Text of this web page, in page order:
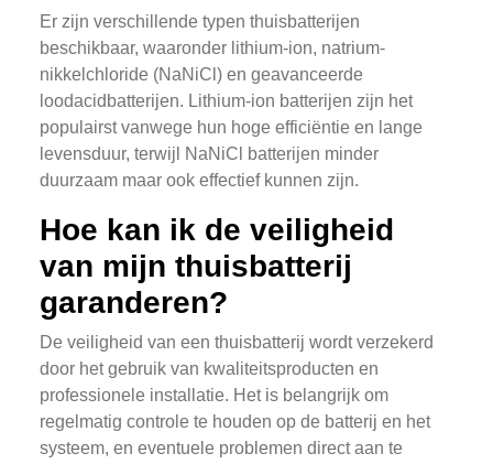
Er zijn verschillende typen thuisbatterijen
beschikbaar, waaronder lithium-ion, natrium-
nikkelchloride (NaNiCl) en geavanceerde
loodacidbatterijen. Lithium-ion batterijen zijn het
populairst vanwege hun hoge efficiëntie en lange
levensduur, terwijl NaNiCl batterijen minder
duurzaam maar ook effectief kunnen zijn.
Hoe kan ik de veiligheid
van mijn thuisbatterij
garanderen?
De veiligheid van een thuisbatterij wordt verzekerd
door het gebruik van kwaliteitsproducten en
professionele installatie. Het is belangrijk om
regelmatig controle te houden op de batterij en het
systeem, en eventuele problemen direct aan te